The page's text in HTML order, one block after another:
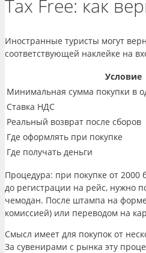
Tax Free: как
Иностранные туристы могут
соответствующей наклейке на
Условие
Минимальная сумма покупки в
Ставка НДС
Реальный возврат после сборов
Где оформлять при покупке
Где получать деньги
Процедура: при покупке от
до регистрации на рейс, нужно
чемодан. После штампа на
комиссией) или переводом на
Смысл имеет для покупок от
За сувенирами с рынка эту